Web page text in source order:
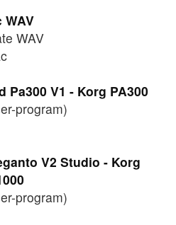
WAV
WAV
Pa300 V1 - Korg PA300
program)
V2 Studio - Korg
program)